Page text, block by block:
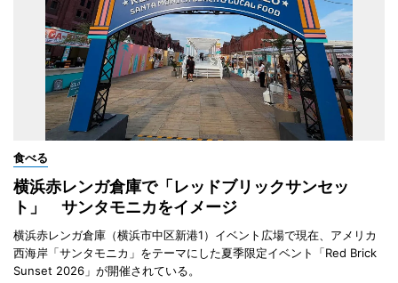
食べる
横浜赤レンガ倉庫で「レッドブリックサンセッ
ト」 サンタモニカをイメージ
横浜赤レンガ倉庫（横浜市中区新港1）イベント広場で現在、アメリカ
西海岸「サンタモニカ」をテーマにした夏季限定イベント「Red Brick
Sunset 2026」が開催されている。